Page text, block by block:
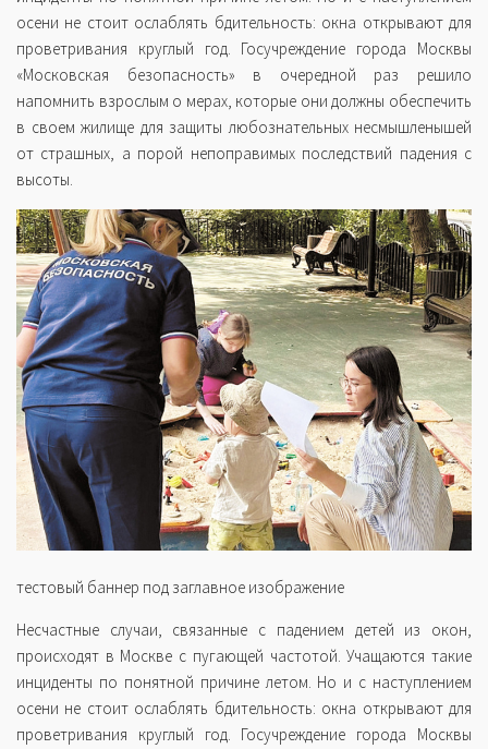
Товары и услуги Москвы
осени не стоит ослаблять бдительность: окна открывают для
проветривания круглый год. Госучреждение города Москвы
«Московская безопасность» в очередной раз решило
напомнить взрослым о мерах, которые они должны обеспечить
в своем жилище для защиты любознательных несмышленышей
от страшных, а порой непоправимых последствий падения с
высоты.
тестовый баннер под заглавное изображение
Несчастные случаи, связанные с падением детей из окон,
происходят в Москве с пугающей частотой. Учащаются такие
инциденты по понятной причине летом. Но и с наступлением
осени не стоит ослаблять бдительность: окна открывают для
проветривания круглый год. Госучреждение города Москвы